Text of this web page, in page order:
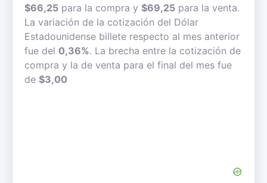
$66,25 para la compra y $69,25 para la venta.
La variación de la cotización del Dólar
Estadounidense billete respecto al mes anterior
fue del 0,36%. La brecha entre la cotización de
compra y la de venta para el final del mes fue
de $3,00